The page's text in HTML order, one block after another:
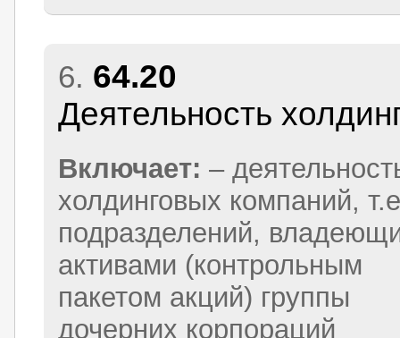
6. 64.20
Деятельность
Включает: –
холдинговых компаний,
подразделений,
активами (контрольным
пакетом акций) группы
дочерних корпораций